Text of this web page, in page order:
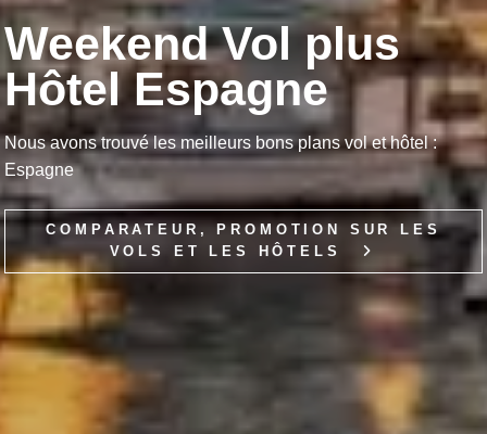
Weekend Vol plus
Hôtel Espagne
Nous avons trouvé les meilleurs bons plans vol et hôtel :
Espagne
COMPARATEUR, PROMOTION SUR LES
VOLS ET LES HÔTELS